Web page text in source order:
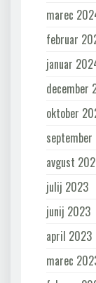
marec
februar
januar
december
oktober
avgust
julij 2023
junij 2023
april 2023
marec